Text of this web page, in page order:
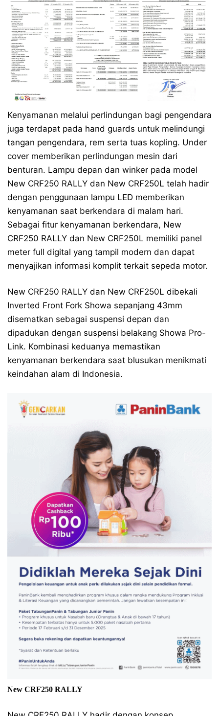
Kenyamanan melalui perlindungan bagi pengendara
juga terdapat pada hand guards untuk melindungi
tangan pengendara, rem serta tuas kopling. Under
cover memberikan perlindungan mesin dari
benturan. Lampu depan dan winker pada model
New CRF250 RALLY dan New CRF250L telah hadir
dengan penggunaan lampu LED memberikan
kenyamanan saat berkendara di malam hari.
Sebagai fitur kenyamanan berkendara, New
CRF250 RALLY dan New CRF250L memiliki panel
meter full digital yang tampil modern dan dapat
menyajikan informasi komplit terkait sepeda motor.
New CRF250 RALLY dan New CRF250L dibekali
Inverted Front Fork Showa sepanjang 43mm
disematkan sebagai suspensi depan dan
dipadukan dengan suspensi belakang Showa Pro-
Link. Kombinasi keduanya memastikan
kenyamanan berkendara saat blusukan menikmati
keindahan alam di Indonesia.
New CRF250 RALLY